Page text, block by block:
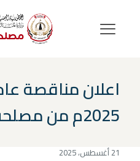
2025م من مصلحة الضرائب
21 أغسطس، 2025